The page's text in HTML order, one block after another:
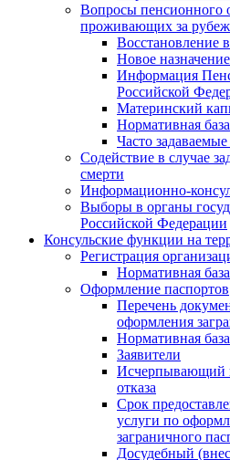
Вопросы пенсионного
проживающих за
Восстановление
Новое
Информация
Российской
Материнский
Нормативная база
Часто
Содействие в случае
смерти
Информационно-
Выборы в органы
Российской Федерации
Консульские функции на
Регистрация
Нормативная база
Оформление паспортов
Перечень
оформления
Нормативная база
Заявители
Исчерпывающий
отказа
Срок
услуги по
заграничного
Досудебный